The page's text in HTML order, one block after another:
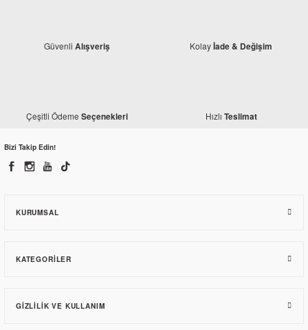
Güvenli Alışveriş Kolayİade & Değişim
Çeşitli Ödeme Seçenekleri Hızlı Teslimat
Bizi Takip Edin!
KURUMSAL
KATEGORILER
GIZLILIK VE KULLANIM